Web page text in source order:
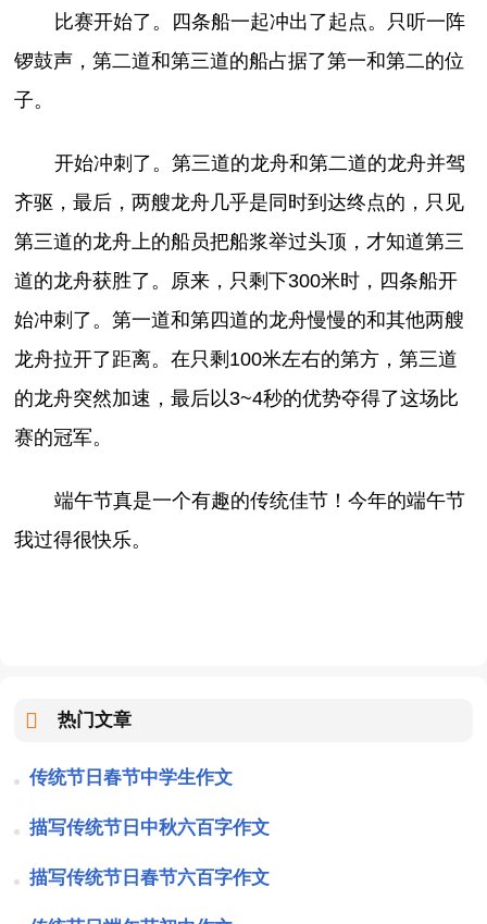
比赛开始了。四条船一起冲出了起点。只听一阵
锣鼓声，第二道和第三道的船占据了第一和第二的位
子。
开始冲刺了。第三道的龙舟和第二道的龙舟并驾
齐驱，最后，两艘龙舟几乎是同时到达终点的，只见
第三道的龙舟上的船员把船浆举过头顶，才知道第三
道的龙舟获胜了。原来，只剩下300米时，四条船开
始冲刺了。第一道和第四道的龙舟慢慢的和其他两艘
龙舟拉开了距离。在只剩100米左右的第方，第三道
的龙舟突然加速，最后以3~4秒的优势夺得了这场比
赛的冠军。
端午节真是一个有趣的传统佳节！今年的端午节
我过得很快乐。
热门文章
传统节日春节中学生作文
描写传统节日中秋六百字作文
描写传统节日春节六百字作文